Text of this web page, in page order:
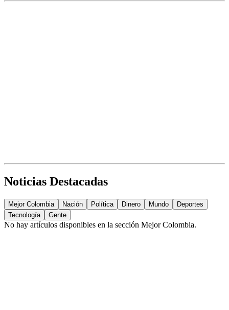
Noticias Destacadas
Mejor Colombia Nación Política Dinero Mundo
Deportes
Tecnología
Gente
No hay artículos disponibles en la sección Mejor Colombia.